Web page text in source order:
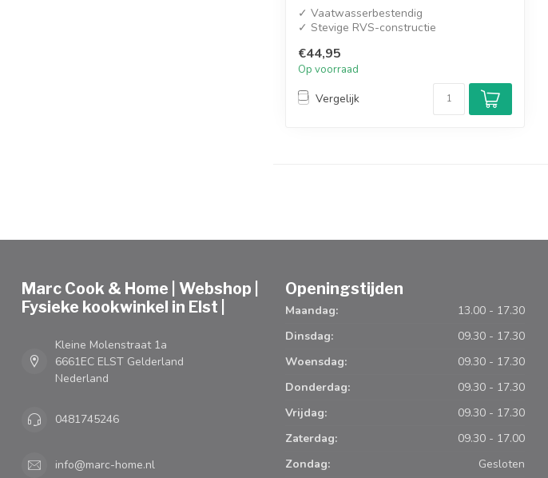
✓ Vaatwasserbestendig
✓ Stevige RVS-constructie
€44,95
Op voorraad
Vergelijk
Marc Cook & Home | Webshop |
Fysieke kookwinkel in Elst |
Kleine Molenstraat 1a
6661EC ELST Gelderland
Nederland
0481745246
info@marc-home.nl
Openingstijden
Maandag:
13.00 - 17.30
Dinsdag:
09.30 - 17.30
Woensdag:
09.30 - 17.30
Donderdag:
09.30 - 17.30
Vrijdag:
09.30 - 17.30
Zaterdag:
09.30 - 17.00
Zondag:
Gesloten